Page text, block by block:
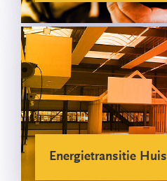
Energietransitie Huis